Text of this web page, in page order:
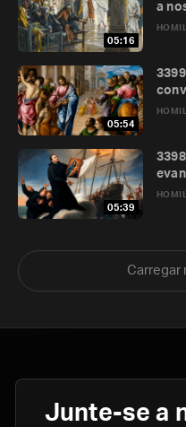
05:16
a
05:54
05:39
Carregar
Junte-se a